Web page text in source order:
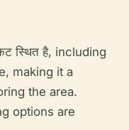
स्थित है, including
making it a
the area.
options are